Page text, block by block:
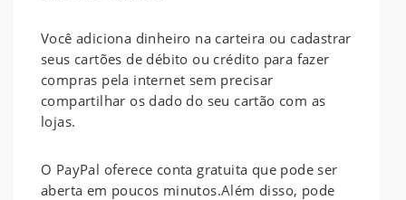
Você adiciona dinheiro na carteira ou cadastrar
seus cartões de débito ou crédito para fazer
compras pela internet sem precisar
compartilhar os dado do seu cartão com as
lojas.
O PayPal oferece conta gratuita que pode ser
aberta em poucos minutos.Além disso, pode